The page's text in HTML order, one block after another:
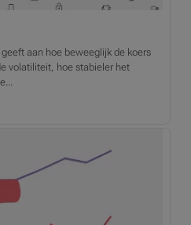
aan hoe beweeglijk de koers
volatiliteit, hoe stabieler het